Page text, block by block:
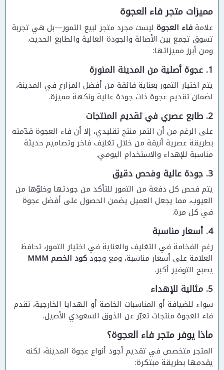
مميزات متجر فاء العجوة
علامةفاء العجوة ليست مجرد متجر لبيع التمور—بل هي تجربة
تسوق تجمع بين الأصالة والجودة العالية والطابع الحديث.
ومن أبرز مميزاتها:
1. عجوة أصلية من المدينة المنورة
يتم اختيار التمور بعناية فائقة من أفضل المزارع في المدينة،
لضمان تقديم عجوة ذات جودة عالية ونكهة مميزة.
2. طابع عصري في تقديم المنتجات
على الرغم من أن التمر منتج تقليدي، إلا أن فاء العجوة قدّمته
بطريقة عصرية أنيقة من خلال تغليف فاخر وتصاميم حديثة
مناسبة للإهداء والاستخدام اليومي.
3. جودة عالية وفحص دقيق
يتم فحص كل دفعة من التمور للتأكد من جودتها وخلوّها من
العيوب، مما يجعل العميل يضمن الحصول على أفضل عجوة
في كل مرة.
4. أسعار مناسبة
رغم الفخامة في التغليف والعناية في اختيار التمور، تحافظ
العلامة على أسعار مناسبة، ومع وجودكود الخصم MMM
يصبح التوفير أكبر.
5. مثالية للإهداء
سواء للضيافة أو المناسبات الخاصة أو الهدايا الخارجية، تقدم
فاء العجوة منتجات تعبّر عن الذوق السعودي الأصيل.
ماذا يوفر متجر فاء العجوة؟
المتجر متخصص في تقديم أجود أنواع عجوة المدينة، لكنه
يقدمها بطريقة مبتكرة: